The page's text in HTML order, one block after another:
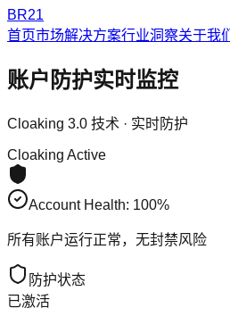
BR21
首页市场解决方案行业洞察关于我们
账户防护实时监控
Cloaking 3.0 技术 · 实时防护
Cloaking Active
Account Health: 100%
所有账户运行正常，无封禁风险
防护状态
已激活